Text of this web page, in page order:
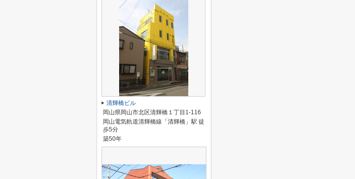
清輝橋ビル
岡山県岡山市北区清輝橋１丁目1-116
岡山電気軌道清輝橋線「清輝橋」駅 徒
歩5分
築50年